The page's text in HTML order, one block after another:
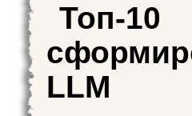
Топ-
LLM